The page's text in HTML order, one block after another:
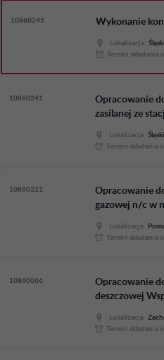
10860245 Wykonanie
Lokalizacja
Termin skladania
10860241
Opracowanie
zasilanej ze
Lokalizacja
Termin skladania
10860221
Opracowanie
gazowej n/c w
Lokalizacja
Termin skladania
10860066
Opracowanie
deszczowej
Lokalizacja
Termin skladania